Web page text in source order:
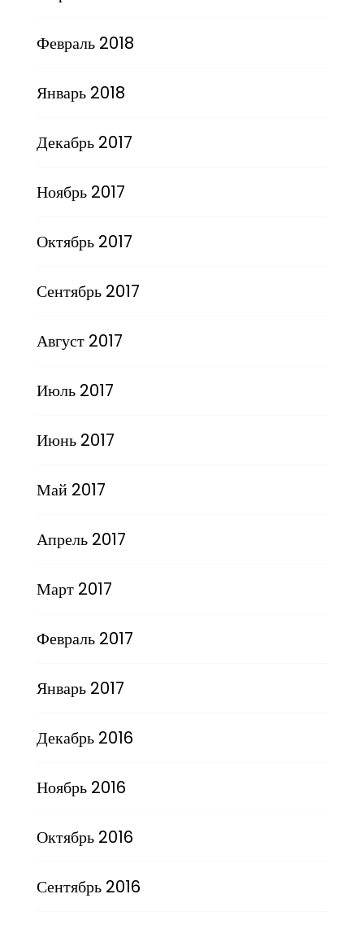
Февраль 2018
Январь 2018
Декабрь 2017
Ноябрь 2017
Октябрь 2017
Сентябрь 2017
Август 2017
Июль 2017
Июнь 2017
Май 2017
Апрель 2017
Март 2017
Февраль 2017
Январь 2017
Декабрь 2016
Ноябрь 2016
Октябрь 2016
Сентябрь 2016